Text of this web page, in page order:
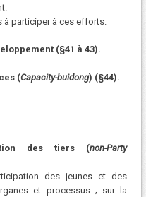
participer à ces efforts.
(§41 à 43).
(Capacity-buidong) (§44).
des tiers (non-Party
des jeunes et des
et processus ; sur la